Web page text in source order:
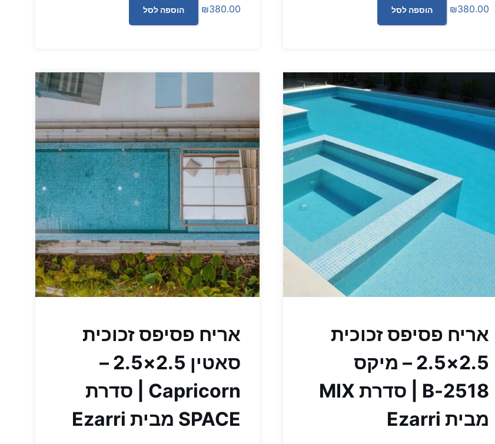
₪380.00 הוספה לסל
אריח פסיפס זכוכית
2.5×2.5 – מיקס
2518-B | סדרת MIX
מבית Ezarri
₪380.00 הוספה לסל
אריח פסיפס זכוכית
סאטין 2.5×2.5 –
Capricorn | סדרת
SPACE מבית Ezarri